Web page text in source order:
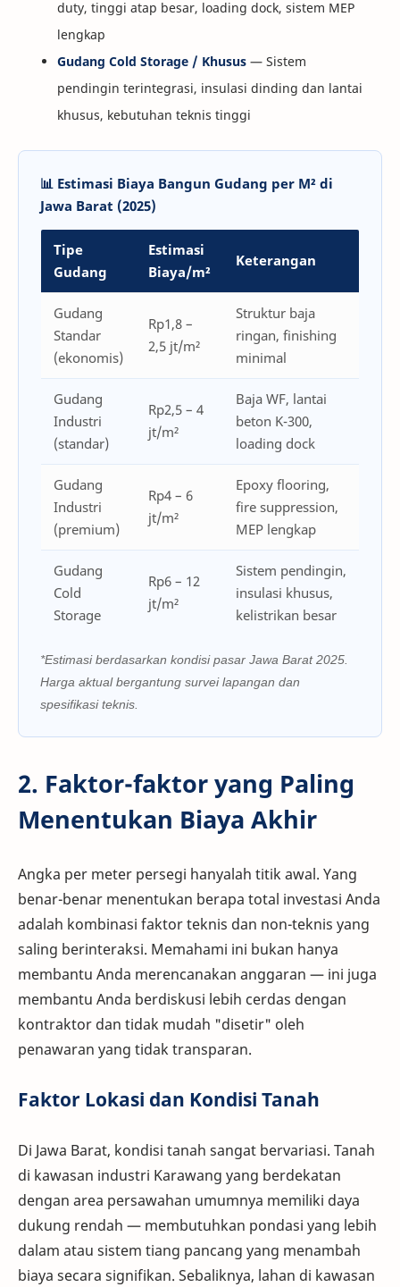
duty, tinggi atap besar, loading dock, sistem MEP
lengkap
Gudang Cold Storage / Khusus — Sistem
pendingin terintegrasi, insulasi dinding dan lantai
khusus, kebutuhan teknis tinggi
📊 Estimasi Biaya Bangun Gudang per M² di
Jawa Barat (2025)
Tipe
Gudang
Estimasi
Biaya/m²
Keterangan
Gudang
Standar
(ekonomis)
Rp1,8 –
2,5 jt/m²
Struktur baja
ringan, finishing
minimal
Gudang
Industri
(standar)
Rp2,5 – 4
jt/m²
Baja WF, lantai
beton K-300,
loading dock
Gudang
Industri
(premium)
Rp4 – 6
jt/m²
Epoxy flooring,
fire suppression,
MEP lengkap
Gudang
Cold
Storage
Rp6 – 12
jt/m²
Sistem pendingin,
insulasi khusus,
kelistrikan besar
*Estimasi berdasarkan kondisi pasar Jawa Barat 2025.
Harga aktual bergantung survei lapangan dan
spesifikasi teknis.
2. Faktor-faktor yang Paling
Menentukan Biaya Akhir
Angka per meter persegi hanyalah titik awal. Yang
benar-benar menentukan berapa total investasi Anda
adalah kombinasi faktor teknis dan non-teknis yang
saling berinteraksi. Memahami ini bukan hanya
membantu Anda merencanakan anggaran — ini juga
membantu Anda berdiskusi lebih cerdas dengan
kontraktor dan tidak mudah "disetir" oleh
penawaran yang tidak transparan.
Faktor Lokasi dan Kondisi Tanah
Di Jawa Barat, kondisi tanah sangat bervariasi. Tanah
di kawasan industri Karawang yang berdekatan
dengan area persawahan umumnya memiliki daya
dukung rendah — membutuhkan pondasi yang lebih
dalam atau sistem tiang pancang yang menambah
biaya secara signifikan. Sebaliknya, lahan di kawasan